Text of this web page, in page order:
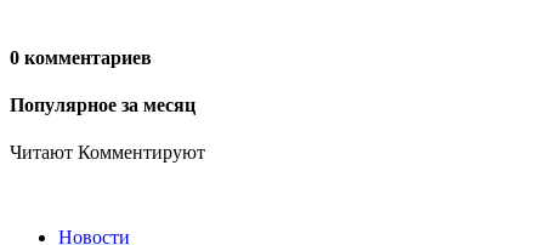
0 комментариев
Популярное за месяц
Читают Комментируют
Новости